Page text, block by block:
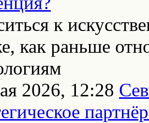
к
как раньше
2026, 12:28